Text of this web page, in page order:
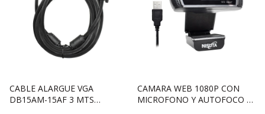
CABLE ALARGUE VGA
DB15AM-15AF 3 MTS
CAMARA WEB 1080P CON
MICROFONO Y AUTOFOCO -